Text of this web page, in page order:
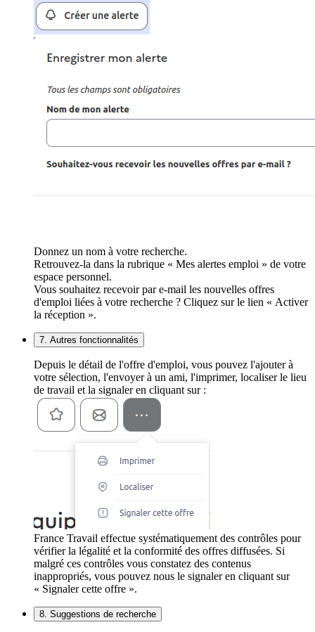
Donnez un nom à votre recherche.
Retrouvez-la dans la rubrique « Mes alertes emploi » de votre
espace personnel.
Vous souhaitez recevoir par e-mail les nouvelles offres
d'emploi liées à votre recherche ? Cliquez sur le lien « Activer
la réception ».
7. Autres fonctionnalités
Depuis le détail de l'offre d'emploi, vous pouvez l'ajouter à
votre sélection, l'envoyer à un ami, l'imprimer, localiser le lieu
de travail et la signaler en cliquant sur :
France Travail effectue systématiquement des contrôles pour
vérifier la légalité et la conformité des offres diffusées. Si
malgré ces contrôles vous constatez des contenus
inappropriés, vous pouvez nous le signaler en cliquant sur
« Signaler cette offre ».
8. Suggestions de recherche